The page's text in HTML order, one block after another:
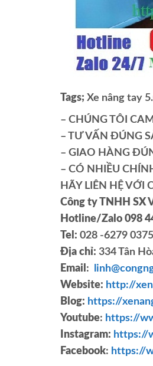
Tags; Xe nâng tay
– CHÚNG TÔI
– TƯ VẤN ĐÚNG
– GIAO HÀNG
– CÓ NHIỀU
HÃY LIÊN HỆ
Công ty TNHH SX
Hotline/Zalo 098
Tel: 028 -6279 0375
Địa chỉ: 334 Tân
Email :
Website: http://
Blog: https://
Youtube: https://
Instagram: https://
Facebook: https://